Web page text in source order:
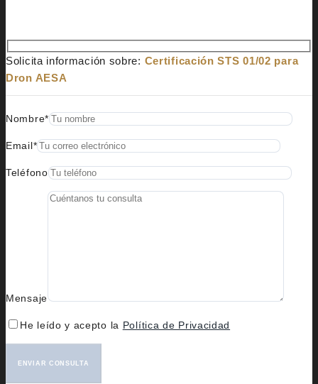
Solicita información sobre: Certificación STS 01/02 para
Dron AESA
Nombre*
Email*
Teléfono
Mensaje
He leído y acepto la Política de Privacidad